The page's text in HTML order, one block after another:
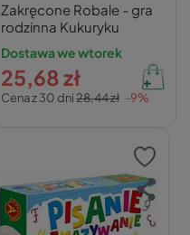
Zakręcone Robale - gra
rodzinna Kukuryku
Dostawa we wtorek
Cena z 30 dni28,44 zł -9%
25,68 zł